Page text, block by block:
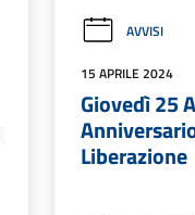
AVVISI
15 APRILE 2024
Giovedì 25
Liberazione